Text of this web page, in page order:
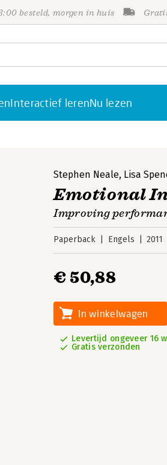
besteld, morgen in huis
Interactief lerenNu lezen
Stephen Neale, Lisa
Emotional
Improving
Paperback Engels 2011
€ 50,88
In winkelwagen
Levertijd ongeveer 16
Gratis verzonden